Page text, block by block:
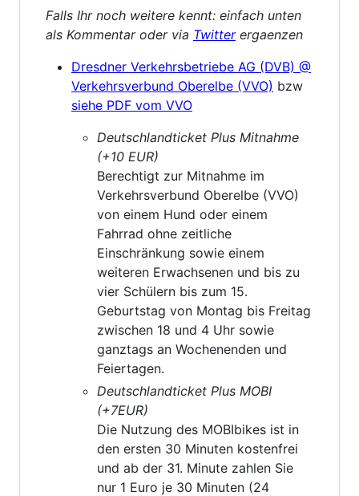
Falls Ihr noch weitere kennt: einfach unten
als Kommentar oder via Twitterergaenzen
Dresdner Verkehrsbetriebe AG (DVB) @
Verkehrsverbund Oberelbe (VVO) bzw
siehe PDF vom VVO
Deutschlandticket Plus Mitnahme
(+10 EUR)
Berechtigt zur Mitnahme im
Verkehrsverbund Oberelbe (VVO)
von einem Hund oder einem
Fahrrad ohne zeitliche
Einschränkung sowie einem
weiteren Erwachsenen und bis zu
vier Schülern bis zum 15.
Geburtstag von Montag bis Freitag
zwischen 18 und 4 Uhr sowie
ganztags an Wochenenden und
Feiertagen.
Deutschlandticket Plus MOBI
(+7EUR)
Die Nutzung des MOBIbikes ist in
den ersten 30 Minuten kostenfrei
und ab der 31. Minute zahlen Sie
nur 1 Euro je 30 Minuten (24